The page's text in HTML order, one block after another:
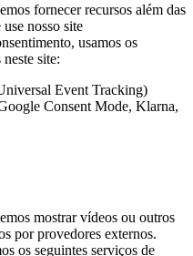
fornecer recursos além das
nosso site
usamos os
site:
Event Tracking)
Consent Mode, Klarna,
mostrar vídeos ou outros
por provedores externos.
os seguintes serviços de